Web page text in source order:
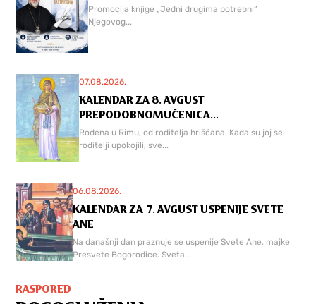
Promocija knjige „Jedni drugima potrebni“
Njegovog...
07.08.2026.
KALENDAR ZA 8. AVGUST
PREPODOBNOMUČENICA...
Rođena u Rimu, od roditelja hrišćana. Kada su joj se
roditelji upokojili, sve...
06.08.2026.
KALENDAR ZA 7. AVGUST USPENIJE SVETE
ANE
Na današnji dan praznuje se uspenije Svete Ane, majke
Presvete Bogorodice. Sveta...
RASPORED